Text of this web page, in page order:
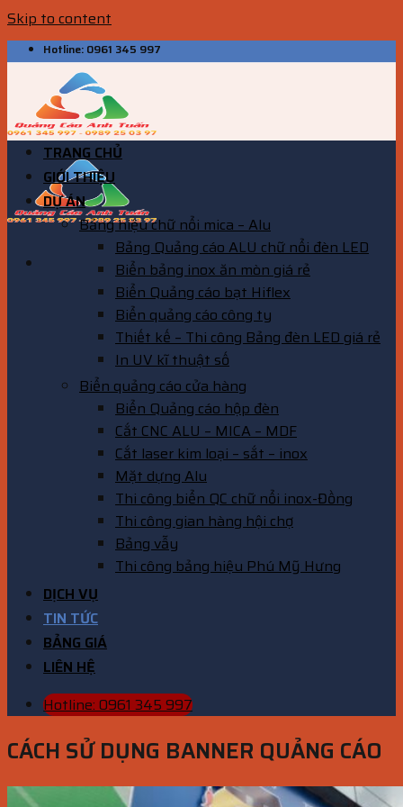
Skip to content
Hotline: 0961 345 997
TRANG CHỦ
GIỚI THIỆU
DỰ ÁN
Bảng hiệu chữ nổi mica – Alu
Bảng Quảng cáo ALU chữ nổi đèn LED
Biển bảng inox ăn mòn giá rẻ
Biển Quảng cáo bạt Hiflex
Biển quảng cáo công ty
Thiết kế – Thi công Bảng đèn LED giá rẻ
In UV kĩ thuật số
Biển quảng cáo cửa hàng
Biển Quảng cáo hộp đèn
Cắt CNC ALU – MICA – MDF
Cắt laser kim loại – sắt – inox
Mặt dựng Alu
Thi công biển QC chữ nổi inox-Đồng
Thi công gian hàng hội chợ
Bảng vẫy
Thi công bảng hiệu Phú Mỹ Hưng
DỊCH VỤ
TIN TỨC
BẢNG GIÁ
LIÊN HỆ
Hotline: 0961 345 997
CÁCH SỬ DỤNG BANNER QUẢNG CÁO